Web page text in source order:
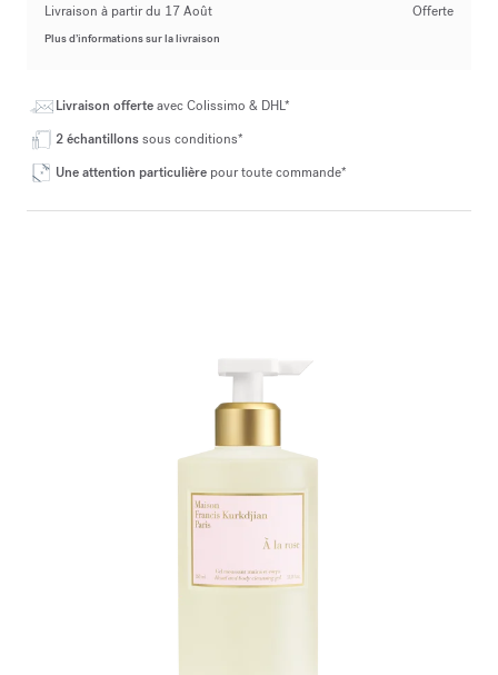
Livraison à partir du 17 Août Offerte
Plus d’informations sur la livraison
Livraison offerteavec Colissimo & DHL*
2 échantillonssous conditions*
Une attention particulière pour toute commande*